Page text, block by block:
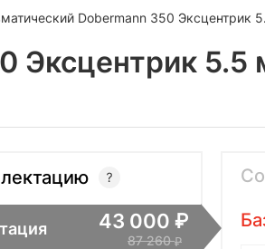
Dobermann 350
Эксцентрик
43 000
87 260